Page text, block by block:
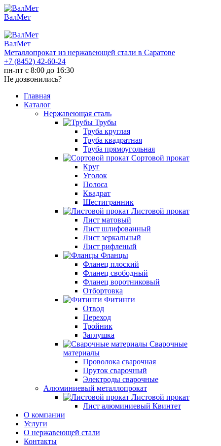
ВалМет
ВалМет
Металлопрокат из нержавеющей стали в Саратове
+7 (8452) 42-60-24
пн-пт с 8:00 до 16:30
Не дозвонились?
Главная
Каталог
Нержавеющая сталь
Трубы
Труба круглая
Труба квадратная
Труба прямоугольная
Сортовой прокат
Круг
Уголок
Полоса
Квадрат
Шестигранник
Листовой прокат
Лист матовый
Лист шлифованный
Лист зеркальный
Лист рифленый
Фланцы
Фланец плоский
Фланец свободный
Фланец воротниковый
Отбортовка
Фитинги
Отвод
Переход
Тройник
Заглушка
Сварочные
материалы
Проволока сварочная
Пруток сварочный
Электроды сварочные
Алюминиевый металлопрокат
Листовой прокат
Лист алюминиевый Квинтет
О компании
Услуги
О нержавеющей стали
Контакты